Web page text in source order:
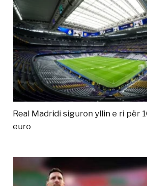
Real Madridi siguron yllin e ri për
euro